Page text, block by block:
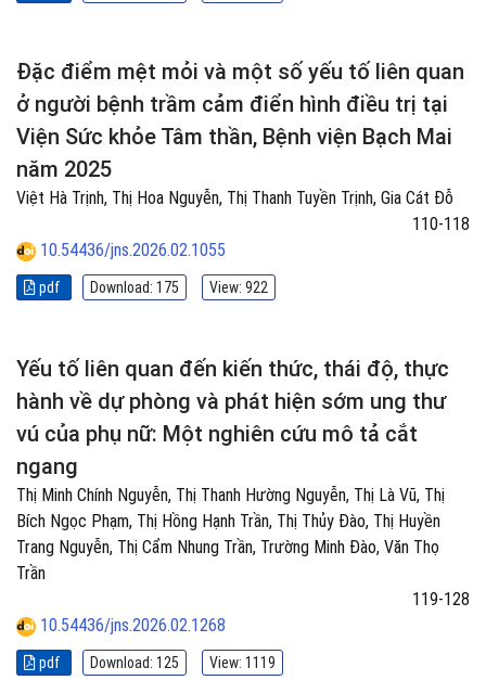
Đặc điểm mệt mỏi và một số yếu tố liên quan
ở người bệnh trầm cảm điển hình điều trị tại
Viện Sức khỏe Tâm thần, Bệnh viện Bạch Mai
năm 2025
Việt Hà Trịnh, Thị Hoa Nguyễn, Thị Thanh Tuyền Trịnh, Gia Cát Đỗ
110-118
10.54436/jns.2026.02.1055
pdf Download: 175 View: 922
Yếu tố liên quan đến kiến thức, thái độ, thực
hành về dự phòng và phát hiện sớm ung thư
vú của phụ nữ: Một nghiên cứu mô tả cắt
ngang
Thị Minh Chính Nguyễn, Thị Thanh Hường Nguyễn, Thị Là Vũ, Thị
Bích Ngọc Phạm, Thị Hồng Hạnh Trần, Thị Thủy Đào, Thị Huyền
Trang Nguyễn, Thị Cẩm Nhung Trần, Trường Minh Đào, Văn Thọ
Trần
119-128
10.54436/jns.2026.02.1268
pdf Download: 125 View: 1119